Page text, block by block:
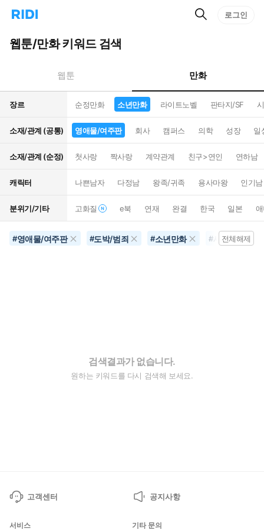
리
홈
으
턴
트
검
로그인
웹툰/만화 키워드 검색
웹툰 만화
장르 순정만화 소년만화 라이트노벨 판타지/SF
소재/관계 (공통) 영애물/여주판 회사 캠퍼스 의학 성장 일
소재/관계 (순정) 첫사랑 짝사랑 계약관계 친구>연인 연하남
캐릭터 나쁜남자 다정남 왕족/귀족 용사마왕 인기남
분위기/기타 고화질 e북 연재 완결 한국 일본
#영애물/여주판 #도박/범죄 #소년만화 #세계멸망
전체해제
검색결과가 없습니다.
원하는 키워드를 다시 검색해 보세요.
고객센터 공지사항
서비스 기타 문의